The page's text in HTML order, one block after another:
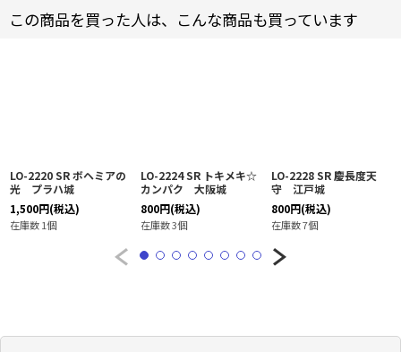
この商品を買った人は、こんな商品も買っています
LO-2220 SR ボヘミアの
光 プラハ城
1,500円(税込)
在庫数 1個
LO-2224 SR トキメキ☆
カンパク 大阪城
800円(税込)
在庫数 3個
LO-2228 SR 慶長度天
守 江戸城
800円(税込)
在庫数 7個